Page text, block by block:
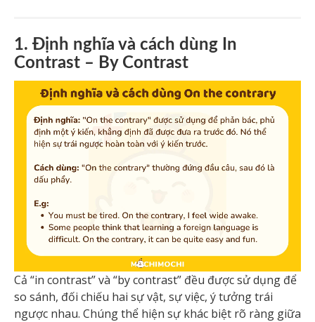
1. Định nghĩa và cách dùng In
Contrast – By Contrast
Cả “in contrast” và “by contrast” đều được sử dụng để
so sánh, đối chiếu hai sự vật, sự việc, ý tưởng trái
ngược nhau. Chúng thể hiện sự khác biệt rõ ràng giữa